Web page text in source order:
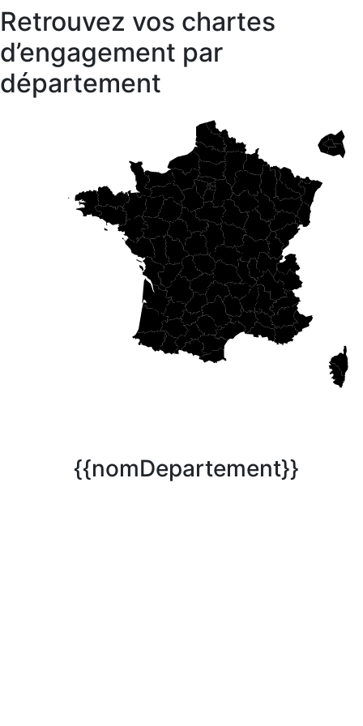
Retrouvez vos chartes
d’engagement par
département
{{nomDepartement}}